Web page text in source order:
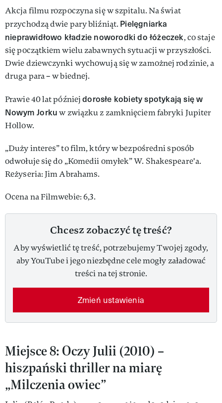
Akcja filmu rozpoczyna się w szpitalu. Na świat
przychodzą dwie pary bliźniąt. Pielęgniarka
nieprawidłowo kładzie noworodki do łóżeczek, co staje
się początkiem wielu zabawnych sytuacji w przyszłości.
Dwie dziewczynki wychowują się w zamożnej rodzinie, a
druga para – w biednej.
Prawie 40 lat późniejdorosłe kobiety spotykają się w
Nowym Jorkuw związku z zamknięciem fabryki Jupiter
Hollow.
„Duży interes” to film, który w bezpośredni sposób
odwołuje się do „Komedii omyłek” W. Shakespeare'a.
Reżyseria: Jim Abrahams.
Ocena na Filmwebie: 6,3.
Chcesz zobaczyć tę treść?
Aby wyświetlić tę treść, potrzebujemy Twojej zgody,
aby YouTube i jego niezbędne cele mogły załadować
treści na tej stronie.
Zmień ustawienia
Miejsce 8: Oczy Julii (2010) –
hiszpański thriller na miarę
„Milczenia owiec”